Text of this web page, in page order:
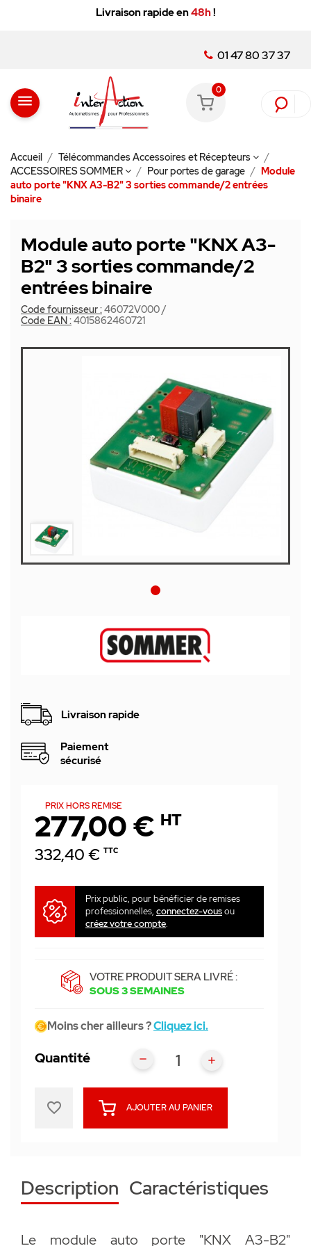
Livraison rapide en48h!
01 47 80 37 37
menu
0
Accueil
Télécommandes Accessoires et Récepteurs
ACCESSOIRES SOMMER
Pour portes de garage
Module
auto porte "KNX A3-B2" 3 sorties commande/2 entrées
binaire
Module auto porte "KNX A3-
B2" 3 sorties commande/2
entrées binaire
Code fournisseur :46072V000/
Code EAN :4015862460721
Livraison rapide
Paiement
sécurisé
PRIX HORS REMISE
277,00 € HT
332,40 € TTC
Prix public, pour bénéficier de remises
professionnelles, connectez-vousou
créez votre compte.
VOTRE PRODUIT SERA LIVRÉ :
SOUS 3 SEMAINES
Moins cher ailleurs ?Cliquez ici.
Quantité
AJOUTER AU PANIER
favorite_border
Description Caractéristiques
Le module auto porte "KNX A3-B2"